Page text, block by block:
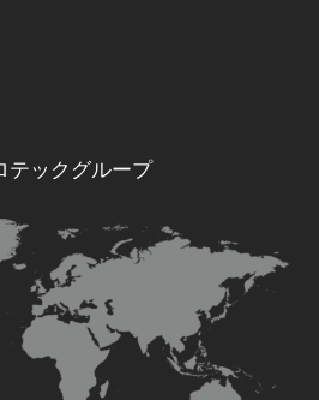
テックグループ